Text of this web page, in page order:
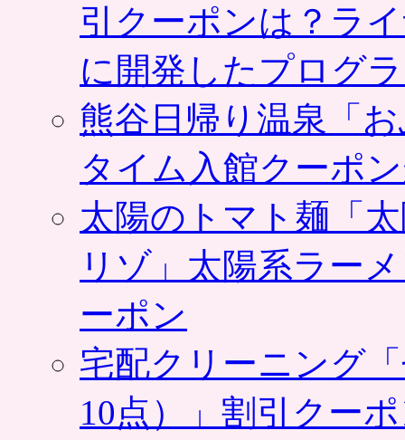
引クーポンは？ラ
に開発したプログ
熊谷日帰り温泉「
タイム入館クーポ
太陽のトマト麺「
リゾ」太陽系ラー
ーポン
宅配クリーニング
10点）」割引クー